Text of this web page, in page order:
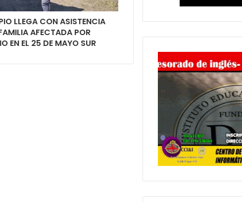
LLEGA CON ASISTENCIA
AFECTADA POR
EN EL 25 DE MAYO SUR